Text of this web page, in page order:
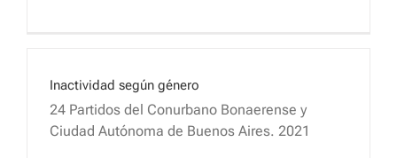
Inactividad según género
24 Partidos del Conurbano Bonaerense y
Ciudad Autónoma de Buenos Aires. 2021